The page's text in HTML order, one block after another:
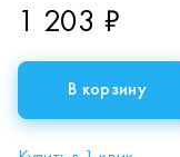
1 203 ₽
В корзину